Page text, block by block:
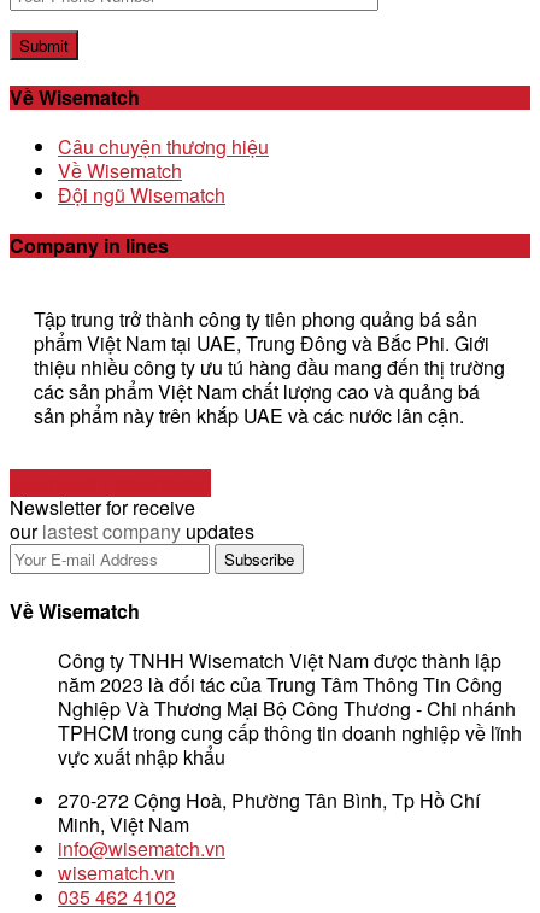
Về Wisematch
Câu chuyện thương hiệu
Về Wisematch
Đội ngũ Wisematch
Company in lines
Tập trung trở thành công ty tiên phong quảng bá sản
phẩm Việt Nam tại UAE, Trung Đông và Bắc Phi. Giới
thiệu nhiều công ty ưu tú hàng đầu mang đến thị trường
các sản phẩm Việt Nam chất lượng cao và quảng bá
sản phẩm này trên khắp UAE và các nước lân cận.
Newsletter for receive
ourlastest company updates
Về Wisematch
Công ty TNHH Wisematch Việt Nam được thành lập
năm 2023 là đối tác của Trung Tâm Thông Tin Công
Nghiệp Và Thương Mại Bộ Công Thương - Chi nhánh
TPHCM trong cung cấp thông tin doanh nghiệp về lĩnh
vực xuất nhập khẩu
270-272 Cộng Hoà, Phường Tân Bình, Tp Hồ Chí
Minh, Việt Nam
info@wisematch.vn
wisematch.vn
035 462 4102